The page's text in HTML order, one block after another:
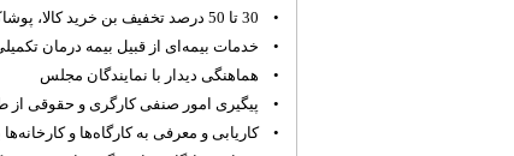
• 30 تا 50 درصد تخفیف بن خرید کالا، پوشاک، لوازم خانگی، فرش و...
• خدمات بیمه‌ای از قبیل بیمه درمان
• هماهنگی دیدار با نمایندگان مجلس
• پیگیری امور صنفی کارگری و حقوقی از
• کاریابی و معرفی به کارگاه‌ها و